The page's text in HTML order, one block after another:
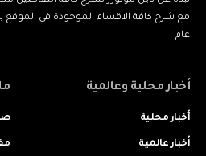
مع شرح كافة الاقسام الموجودة في
عام
أخبار محلية وعالمية
أخبار محلية
أخبار عالمية